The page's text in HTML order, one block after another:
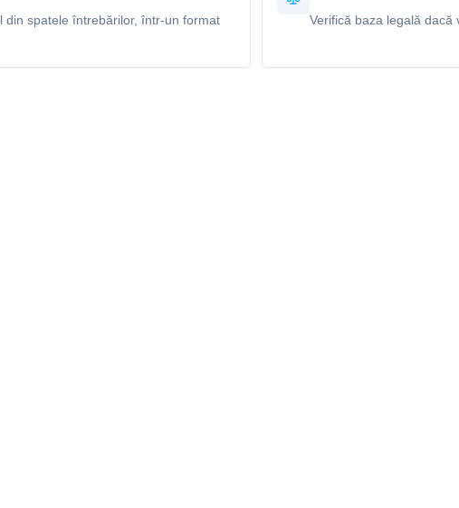
din spatele întrebărilor, într-un format
Verifică baza legală dacă